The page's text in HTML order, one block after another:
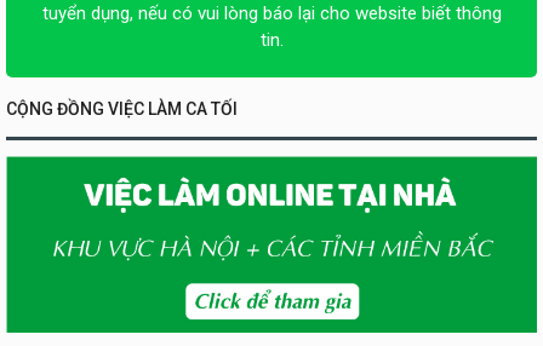
tuyển dụng, nếu có vui lòng báo lại cho website biết thông
tin.
CỘNG ĐỒNG VIỆC LÀM CA TỐI